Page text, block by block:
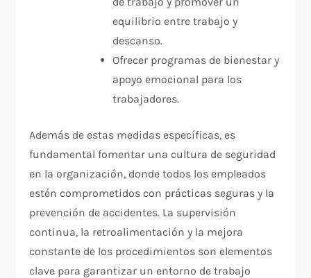
equilibrio entre trabajo y
descanso.
Ofrecer programas de bienestar y
apoyo emocional para los
trabajadores.
Además de estas medidas específicas, es
fundamental fomentar una cultura de seguridad
en la organización, donde todos los empleados
estén comprometidos con prácticas seguras y la
prevención de accidentes. La supervisión
continua, la retroalimentación y la mejora
constante de los procedimientos son elementos
clave para garantizar un entorno de trabajo